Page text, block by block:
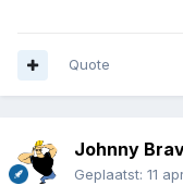
Quote
Johnny
Geplaatst: 11